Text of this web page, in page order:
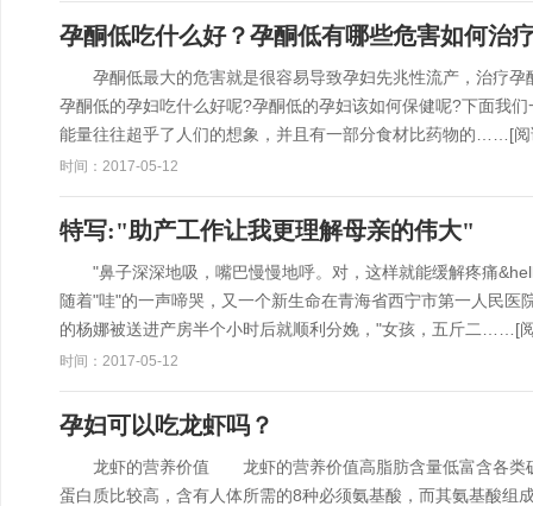
孕酮低吃什么好？孕酮低有哪些危害如何治
孕酮低最大的危害就是很容易导致孕妇先兆性流产，治疗孕
孕酮低的孕妇吃什么好呢?孕酮低的孕妇该如何保健呢?下
能量往往超乎了人们的想象，并且有一部分食材比药物的…… [
时间：2017-05-12
特写:"助产工作让我更理解母亲的伟大"
"鼻子深深地吸，嘴巴慢慢地呼。对，这样就能缓解疼痛
随着"哇"的一声啼哭，又一个新生命在青海省西宁市第一人
的杨娜被送进产房半个小时后就顺利分娩，"女孩，五斤二…… [
时间：2017-05-12
孕妇可以吃龙虾吗？
龙虾的营养价值 龙虾的营养价值高脂肪含量低富含各类矿
蛋白质比较高，含有人体所需的8种必须氨基酸，而其氨基酸组